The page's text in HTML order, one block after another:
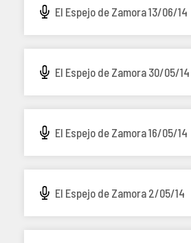
El Espejo de Zamora 13/06/14
El Espejo de Zamora 30/05/14
El Espejo de Zamora 16/05/14
El Espejo de Zamora 2/05/14